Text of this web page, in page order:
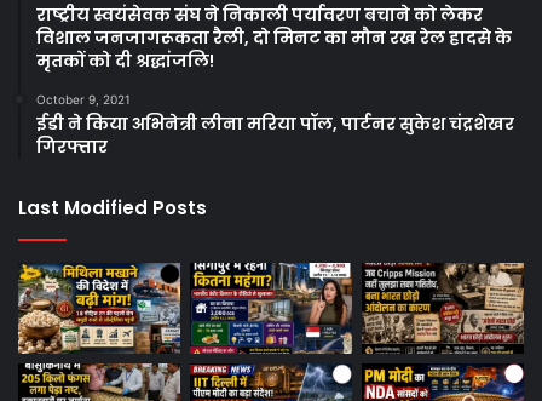
राष्ट्रीय स्वयंसेवक संघ ने निकाली पर्यावरण बचाने को लेकर
विशाल जनजागरूकता रैली, दो मिनट का मौन रख रेल हादसे के
मृतकों को दी श्रद्धांजलि!
October 9, 2021
ईडी ने किया अभिनेत्री लीना मरिया पॉल, पार्टनर सुकेश चंद्रशेखर
गिरफ्तार
Last Modified Posts